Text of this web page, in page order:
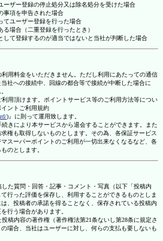
ーザー登録の停止処分又は除名処分を受けた場合
事項を申告された場合
てユーザー登録を行った場合
場合（二重登録を行ったとき）
して登録するのが適当ではないと当社が判断した場合
用料金をいただきません。ただし利用にあたっての通信
社への接続中、回線の都合等で接続が中断した場合に
用頂けます。ポイントサービス等のご利用方法等につい
ントご利用規約
)』に則って運用致します。
きにより本サービスから退会することができます。また
権も取得しないものとします。その為、各保証サービス
スーパーポイントのご利用が一切出来なくなるなど、各
のとします。
た質問・回答・記事・コメント・写真（以下「投稿内
行った評価を保存し、利用することができるものとしま
、投稿者の承諾を得ることなく、保存されている投稿内
行う場合があります。
稿内容の著作権（著作権法第21条ないし第28条に規定さ
場合、当社はユーザーに対し、何らの支払も要しないも